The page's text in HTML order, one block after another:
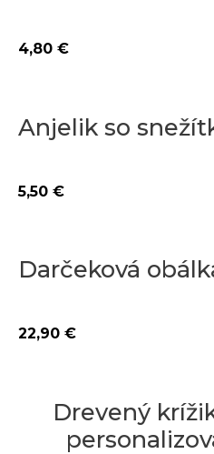
4,80 €
Anjelik so
5,50 €
Darčeková
22,90 €
Drevený